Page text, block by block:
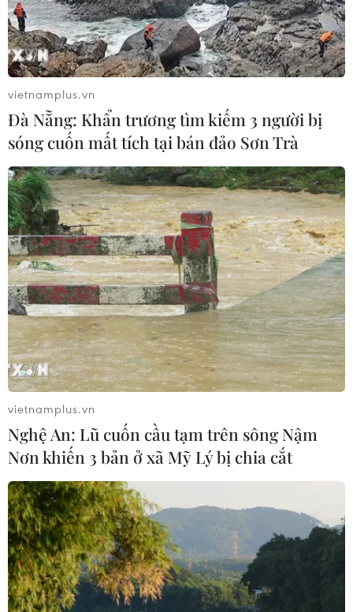
24 năm tù cho 2 vợ chồng tổ
chức “bay lắc” tại Hà Nội
Khởi tố thêm 6 đối tượng vụ lập
khống hồ sơ bảo hiểm y tế ở Đắk Lắk
05/08/2026 14:55
Vận chuyển quá cảnh hàng giả và
xâm phạm sở hữu trí tuệ diễn biến
phức tạp
05/08/2026 13:44
24 năm tù cho đôi vợ chồng tổ chức
“bay lắc” trong quán karaoke
Lập kênh TikTok khởi nghiệp, lừa
đảo chiếm đoạt 15 tỷ đồng
05/08/2026 11:36
Đắk Lắk: Án phạt nghiêm minh với
vietnamplus.vn
Đà Nẵng: Khẩn trương tìm kiếm 3 người bị
sóng cuốn mất tích tại bán đảo Sơn Trà
vietnamplus.vn
Nghệ An: Lũ cuốn cầu tạm trên sông Nậm
Nơn khiến 3 bản ở xã Mỹ Lý bị chia cắt